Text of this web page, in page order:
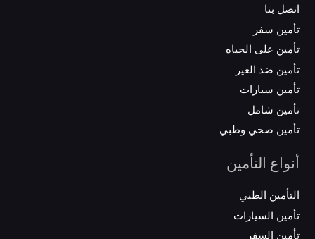
اتصل بنا
تأمين سفر
تأمين على الحياه
تأمين ضد الغير
تأمين سيارات
تأمين شامل
تأمين صحي وطبي
أنواع التأمين
التأمين الطبي
تأمين السيارات
تأمين السفر